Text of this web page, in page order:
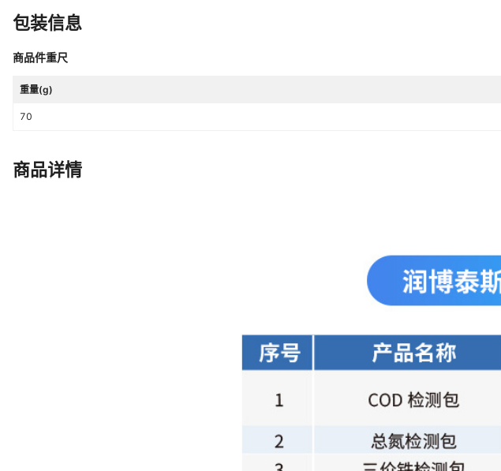
包装信息
商品件重尺
重量(g)
70
商品详情